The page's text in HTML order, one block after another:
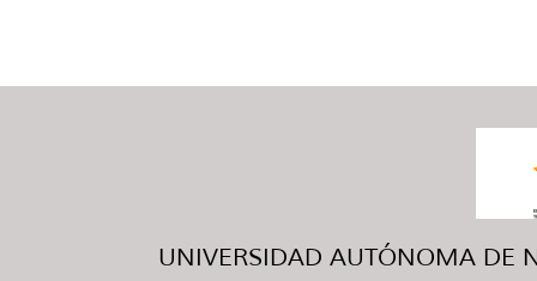
UNIVERSIDAD AUTÓNOMA DE